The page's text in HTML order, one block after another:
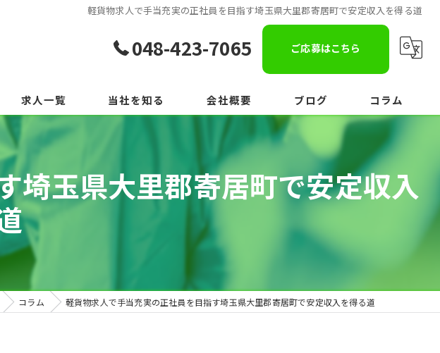
軽貨物求人で手当充実の正社員を目指す埼玉県大里郡寄居町で安定収入を得る道
048-423-7065 ご応募はこちら
求人一覧 当社を知る 会社概要 ブログ コラム
埼玉県大里郡寄居町で安定収入
コラム 軽貨物求人で手当充実の正社員を目指す埼玉県大里郡寄居町で安定収入を得る道